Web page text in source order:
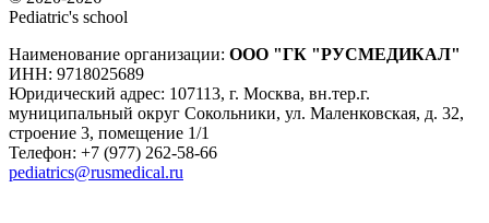
Pediatric's school
Наименование организации: ООО "ГК "РУСМЕДИКАЛ"
ИНН: 9718025689
Юридический адрес: 107113, г. Москва, вн.тер.г.
муниципальный округ Сокольники, ул. Маленковская, д. 32,
строение 3, помещение 1/1
Телефон: +7 (977) 262-58-66
pediatrics@rusmedical.ru